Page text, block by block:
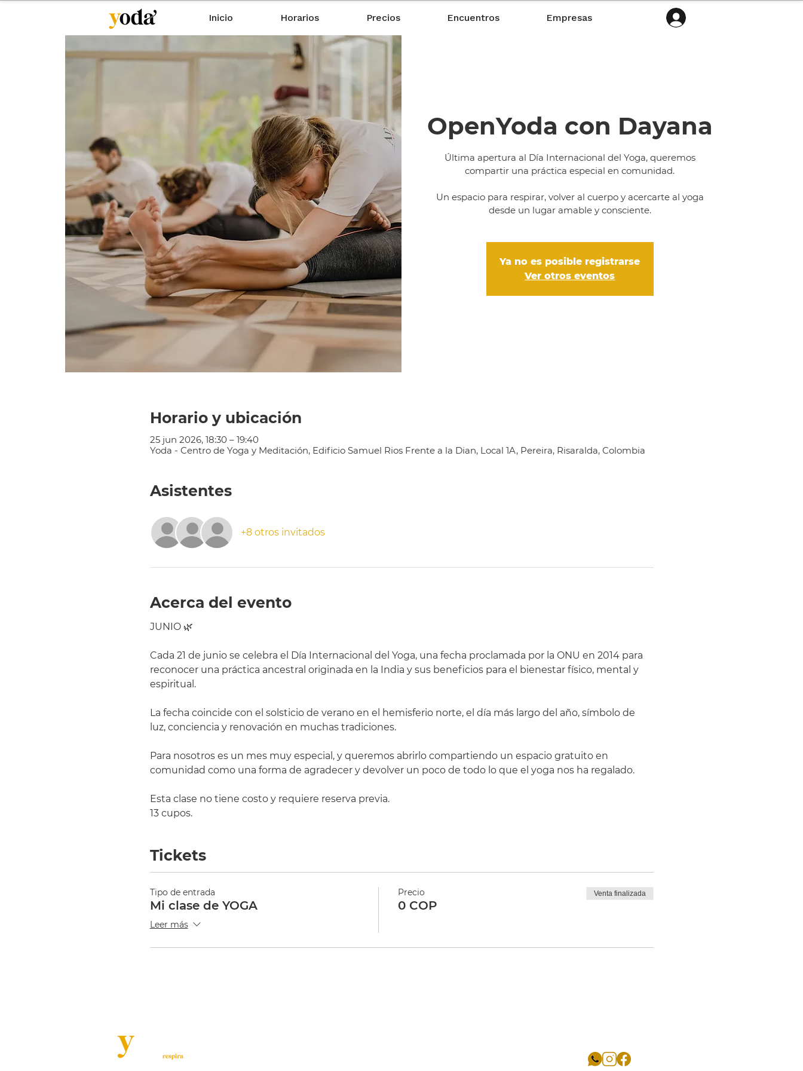
Inicio Horarios Precios Encuentros Empresas
OpenYoda con Dayana
Última apertura al Día Internacional del Yoga, queremos
compartir una práctica especial en comunidad.
Un espacio para respirar, volver al cuerpo y acercarte al yoga
desde un lugar amable y consciente.
Ya no es posible registrarse
Ver otros eventos
Horario y ubicación
25 jun 2026, 18:30 – 19:40
Yoda - Centro de Yoga y Meditación, Edificio Samuel Rios Frente a la Dian, Local 1A, Pereira, Risaralda, Colombia
Asistentes
+8 otros invitados
Acerca del evento
JUNIO 🌿
Cada 21 de junio se celebra el Día Internacional del Yoga, una fecha proclamada por la ONU en 2014 para
reconocer una práctica ancestral originada en la India y sus beneficios para el bienestar físico, mental y
espiritual.
La fecha coincide con el solsticio de verano en el hemisferio norte, el día más largo del año, símbolo de
luz, conciencia y renovación en muchas tradiciones.
Para nosotros es un mes muy especial, y queremos abrirlo compartiendo un espacio gratuito en
comunidad como una forma de agradecer y devolver un poco de todo lo que el yoga nos ha regalado.
Esta clase no tiene costo y requiere reserva previa.
13 cupos.
Tickets
Tipo de entrada
Mi clase de YOGA
Leer más
Precio
0 COP
Venta finalizada